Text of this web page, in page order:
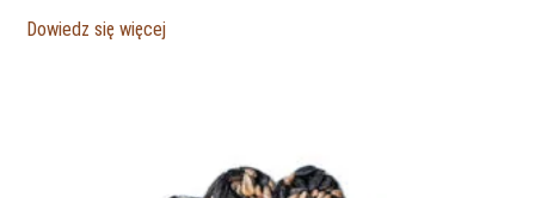
Dowiedz się więcej